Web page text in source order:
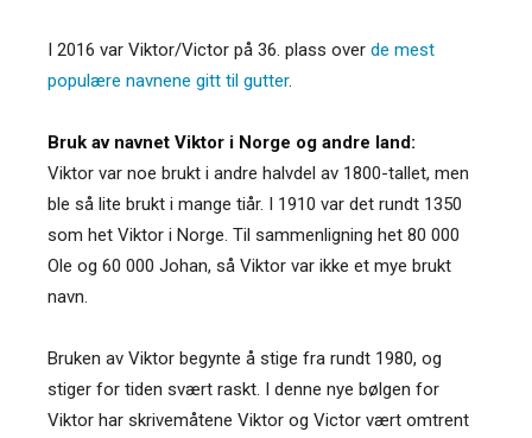
I 2016 var Viktor/Victor på 36. plass over de mest
populære navnene gitt til gutter.
Bruk av navnet Viktor i Norge og andre land:
Viktor var noe brukt i andre halvdel av 1800-tallet, men
ble så lite brukt i mange tiår. I 1910 var det rundt 1350
som het Viktor i Norge. Til sammenligning het 80 000
Ole og 60 000 Johan, så Viktor var ikke et mye brukt
navn.
Bruken av Viktor begynte å stige fra rundt 1980, og
stiger for tiden svært raskt. I denne nye bølgen for
Viktor har skrivemåtene Viktor og Victor vært omtrent